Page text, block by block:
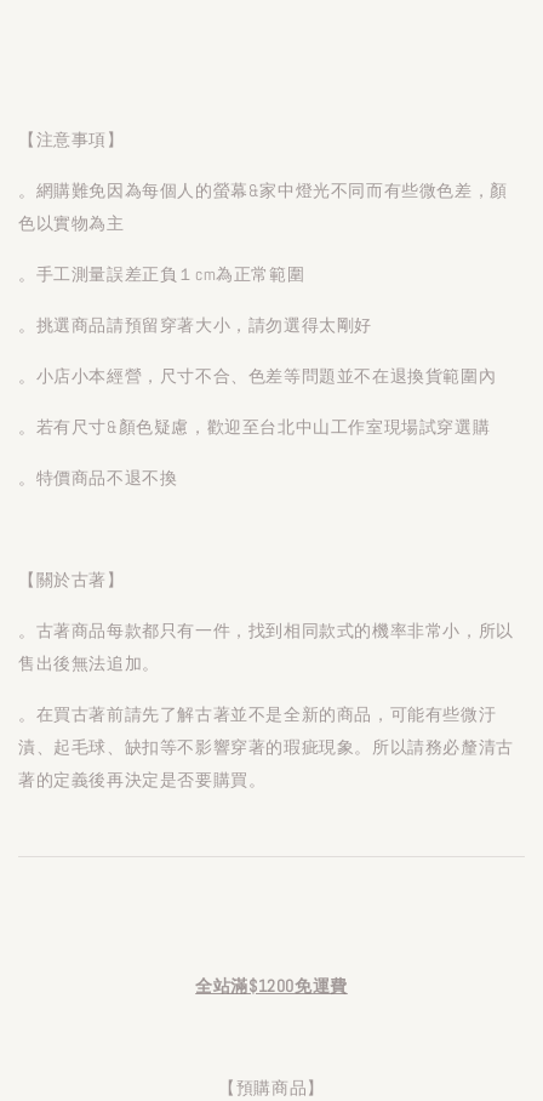
【注意事項】
。網購難免因為每個人的螢幕&家中燈光不同而有些微色差，顏
色以實物為主
。手工測量誤差正負１cm為正常範圍
。挑選商品請預留穿著大小，請勿選得太剛好
。小店小本經營，尺寸不合、色差等問題並不在退換貨範圍內
。若有尺寸&顏色疑慮，歡迎至台北中山工作室現場試穿選購
。特價商品不退不換
【關於古著】
。古著商品每款都只有一件，找到相同款式的機率非常小，所以
售出後無法追加。
。在買古著前請先了解古著並不是全新的商品，可能有些微汙
漬、起毛球、缺扣等不影響穿著的瑕疵現象。所以請務必釐清古
著的定義後再決定是否要購買。
全站滿$1200免運費
【預購商品】